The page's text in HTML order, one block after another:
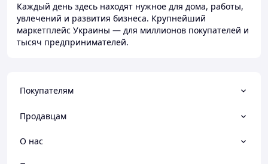
Каждый день здесь находят нужное для дома, работы,
увлечений и развития бизнеса. Крупнейший
маркетплейс Украины — для миллионов покупателей и
тысяч предпринимателей.
Покупателям
Продавцам
О нас